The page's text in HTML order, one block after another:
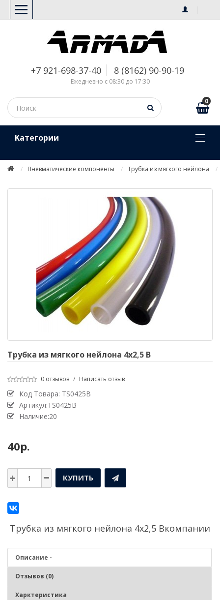
+7 921-698-37-40 8 (8162) 90-90-19
Ежедневно с 08:30 до 17:30
0
Kатегории
Пневматические компоненты Трубка из мягкого нейлона
Трубка из мягкого нейлона 4х2,5 B
0 отзывов / Написать отзыв
Код Товара: TS0425B
Артикул:TS0425B
Наличие:20
40р.
КУПИТЬ
Трубка из мягкого нейлона 4х2,5 Bкомпании
Описание -
Отзывов (0)
Харктеристика